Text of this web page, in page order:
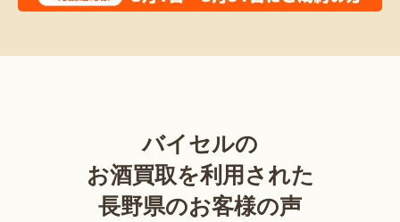
バイセルの
お酒買取を利用された
長野県のお客様の声